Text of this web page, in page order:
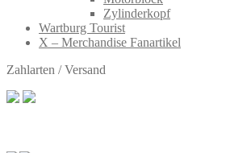
Zylinderkopf
Wartburg Tourist
X – Merchandise Fanartikel
Zahlarten / Versand